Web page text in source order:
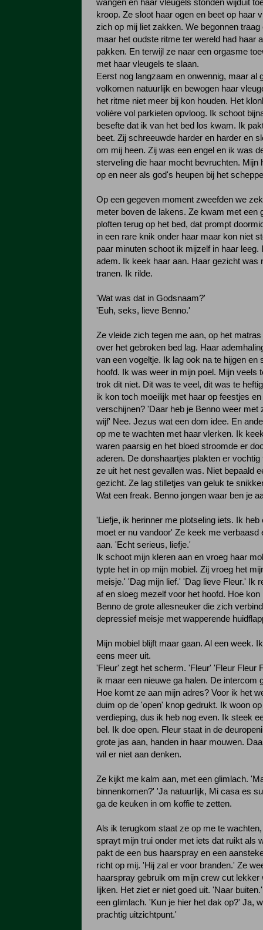
wangen en haar vleugels stonden wijduit
kroop. Ze sloot haar ogen en beet op haar
zich op mij liet zakken. We begonnen
maar het oudste ritme ter wereld had haar
pakken. En terwijl ze naar een orgasme
met haar vleugels te slaan.
Eerst nog langzaam en onwennig, maar al
volkomen natuurlijk en bewogen haar
het ritme niet meer bij kon houden. Het
volière vol parkieten opvloog. Ik schoot
besefte dat ik van het bed los kwam. Ik
beet. Zij schreeuwde harder en harder en
om mij heen. Zij was een engel en ik was
sterveling die haar mocht bevruchten. Mijn
op en neer als god's heupen bij het
Op een gegeven moment zweefden we
meter boven de lakens. Ze kwam met een
ploften terug op het bed, dat prompt
in een rare knik onder haar maar kon niet
paar minuten schoot ik mijzelf in haar leeg.
adem. Ik keek haar aan. Haar gezicht was
tranen. Ik rilde.
'Wat was dat in Godsnaam?'
'Euh, seks, lieve Benno.'
Ze vleide zich tegen me aan, op het
over het gebroken bed lag. Haar
van een vogeltje. Ik lag ook na te hijgen en
hoofd. Ik was weer in mijn poel. Mijn veels
trok dit niet. Dit was te veel, dit was te
ik kon toch moeilijk met haar op feestjes
verschijnen? 'Daar heb je Benno weer met
wijf' Nee. Jezus wat een dom idee. En
op me te wachten met haar vlerken. Ik
waren paarsig en het bloed stroomde er
aderen. De donshaartjes plakten er vochtig
ze uit het nest gevallen was. Niet bepaald
gezicht. Ze lag stilletjes van geluk te
Wat een freak. Benno jongen waar ben je
'Liefje, ik herinner me plotseling iets. Ik heb
moet er nu vandoor' Ze keek me verbaasd
aan. 'Echt serieus, liefje.'
Ik schoot mijn kleren aan en vroeg haar
typte het in op mijn mobiel. Zij vroeg het
meisje.' 'Dag mijn lief.' 'Dag lieve Fleur.' Ik
af en sloeg mezelf voor het hoofd. Hoe
Benno de grote allesneuker die zich
depressief meisje met wapperende
Mijn mobiel blijft maar gaan. Al een week.
eens meer uit.
'Fleur' zegt het scherm. 'Fleur' 'Fleur Fleur
ik maar een nieuwe ga halen. De intercom
Hoe komt ze aan mijn adres? Voor ik het
duim op de 'open' knop gedrukt. Ik woon
verdieping, dus ik heb nog even. Ik steek
bel. Ik doe open. Fleur staat in de
grote jas aan, handen in haar mouwen.
wil er niet aan denken.
Ze kijkt me kalm aan, met een glimlach.
binnenkomen?' 'Ja natuurlijk, Mi casa es
ga de keuken in om koffie te zetten.
Als ik terugkom staat ze op me te
sprayt mijn trui onder met iets dat ruikt als
pakt de een bus haarspray en een
richt op mij. 'Hij zal er voor branden.' Ze
haarspray gebruik om mijn crew cut lekker
lijken. Het ziet er niet goed uit. 'Naar
een glimlach. 'Kun je hier het dak op?' Ja,
prachtig uitzichtpunt.'